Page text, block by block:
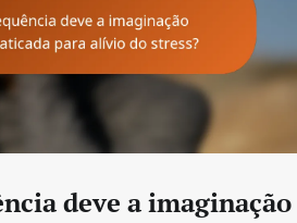
deve a imaginação